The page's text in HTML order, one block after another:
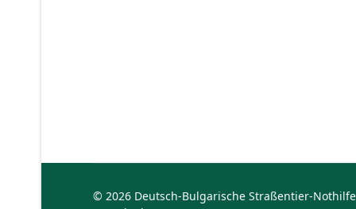
© 2026 Deutsch-Bulgarische Straßentier-Nothilfe